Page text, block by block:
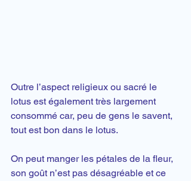
Outre l’aspect religieux ou sacré le
lotus est également très largement
consommé car, peu de gens le savent,
tout est bon dans le lotus.
On peut manger les pétales de la fleur,
son goût n’est pas désagréable et ce